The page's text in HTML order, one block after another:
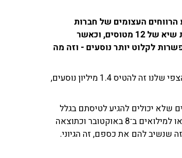
הרווחים העצומים של חברות
התעופה הישראליות, בהן גם החברה שלו. "ישראייר הפעילה כמות שיא של 12 מטוסים, וכאשר
לקלוט יותר נוסעים - וזה מה
לדבריו, "שנה שעברה הטסנו מיליון נוסעים עם פחות מטוסים, והשנה הצפי שלנו זה להטיס 1.4 מיליון נוסעים,
שלא יכולים להגיע לטיסתם בגלל
סיבה שלא קשורה אליהם) מטיסות החברה לניו יורק: "אם טייסים נקראו למילואים ב־8 באוקטובר וכתוצאה
זה שנשיב להם את כספם, זה הגיוני.